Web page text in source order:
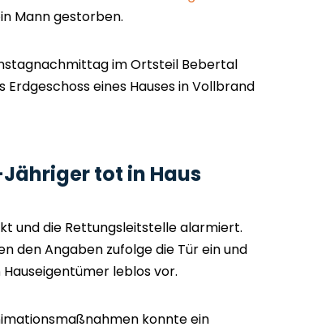
Mann gestorben.
im Ortsteil Bebertal
eines Hauses in Vollbrand
tot in Haus
und die Rettungsleitstelle alarmiert.
den Angaben zufolge die Tür ein und
leblos vor.
konnte ein